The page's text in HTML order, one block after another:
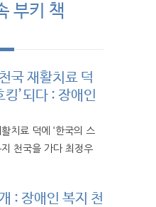
부키 책
국 재활치료 덕
킹’되다 : 장애인
치료 덕에 ‘한국의 스
천국을 가다 최정우
: 장애인 복지 천